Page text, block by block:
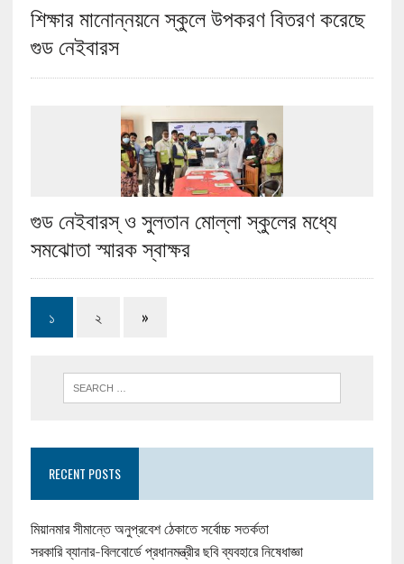
শিক্ষার মানোন্নয়নে স্কুলে উপকরণ বিতরণ করেছে
গুড নেইবারস
গুড নেইবারস্ ও সুলতান মোল্লা স্কুলের মধ্যে
সমঝোতা স্মারক স্বাক্ষর
১ ২ »
RECENT POSTS
মিয়ানমার সীমান্তে অনুপ্রবেশ ঠেকাতে সর্বোচ্চ সতর্কতা
সরকারি ব্যানার-বিলবোর্ডে প্রধানমন্ত্রীর ছবি ব্যবহারে নিষেধাজ্ঞা